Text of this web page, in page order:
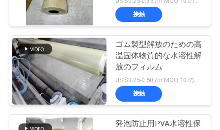
て
工
場
ツ
ア
のフィルム
PVAの水溶性袋
34
接触
ゴム製型解放のための高
温固体物質的な水溶性解
放のフィルム
US $0.25-0.50 /m MOQ:10 のロール
接触
発泡防止用PVA水溶性保